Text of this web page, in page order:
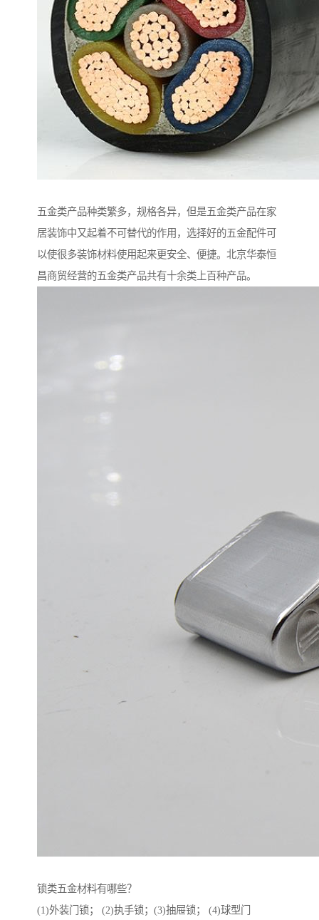
五金类产品种类繁多，规格各异，但是五金类产品在家
居装饰中又起着不可替代的作用，选择好的五金配件可
以使很多装饰材料使用起来更安全、便捷。北京华泰恒
昌商贸经营的五金类产品共有十余类上百种产品。
锁类五金材料有哪些？
(1)外装门锁； (2)执手锁；(3)抽屉锁； (4)球型门